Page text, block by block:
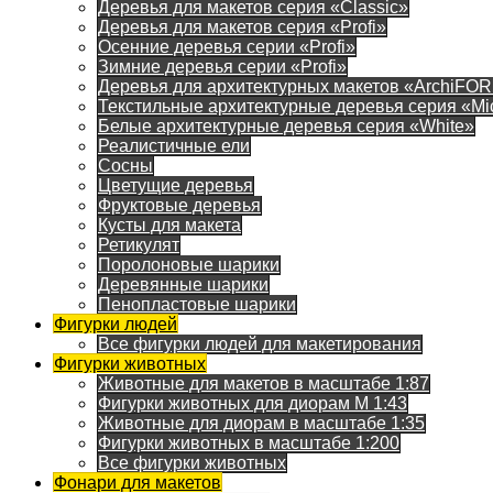
Деревья для макетов серия «Classic»
Деревья для макетов серия «Profi»
Осенние деревья серии «Profi»
Зимние деревья серии «Profi»
Деревья для архитектурных макетов
Текстильные архитектурные деревья серия
Белые архитектурные деревья серия «White»
Реалистичные ели
Сосны
Цветущие деревья
Фруктовые деревья
Кусты для макета
Ретикулят
Поролоновые шарики
Деревянные шарики
Пенопластовые шарики
Фигурки людей
Все фигурки людей для макетирования
Фигурки животных
Животные для макетов в масштабе 1:87
Фигурки животных для диорам М 1:43
Животные для диорам в масштабе 1:35
Фигурки животных в масштабе 1:200
Все фигурки животных
Фонари для макетов